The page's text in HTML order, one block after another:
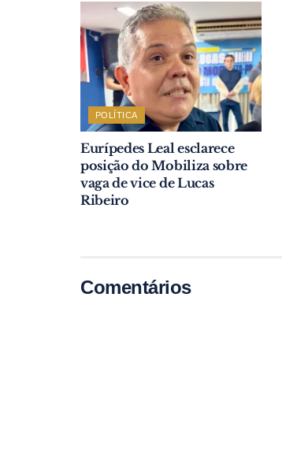
POLÍTICA
Eurípedes Leal esclarece
posição do Mobiliza sobre
vaga de vice de Lucas
Ribeiro
Comentários